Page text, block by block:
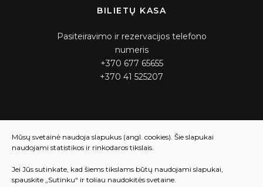
BILIETŲ KASA
Pasiteiravimo ir rezervacijos telefono
numeris
+370 677 65655
+370 41 525207
Penktadienis 12:00 – 15:45
Mūsų svetainė naudoja slapukus (angl. cookies). Šie slapukai
naudojami statistikos ir rinkodaros tikslais.
Jei Jūs sutinkate, kad šiems tikslams būtų naudojami slapukai,
spauskite „Sutinku“ ir toliau naudokitės svetaine.